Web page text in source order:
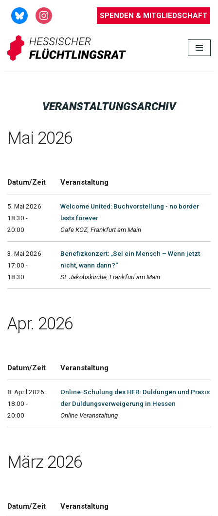
Zum
Inhalt
springen
SPENDEN & MITGLIEDSCHAFT
VERANSTALTUNGSARCHIV
Mai 2026
Datum/Zeit Veranstaltung
5. Mai 2026
18:30 -
20:00
Welcome United: Buchvorstellung - no border
lasts forever
Cafe KOZ, Frankfurt am Main
3. Mai 2026
17:00 -
18:30
Benefizkonzert: „Sei ein Mensch – Wenn jetzt
nicht, wann dann?“
St. Jakobskirche, Frankfurt am Main
Apr. 2026
Datum/Zeit Veranstaltung
8. April 2026
18:00 -
20:00
Online-Schulung des HFR: Duldungen und Praxis
der Duldungsverweigerung in Hessen
Online Veranstaltung
März 2026
Datum/Zeit Veranstaltung